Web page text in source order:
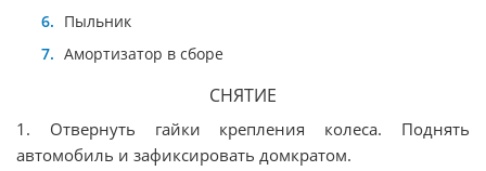
Пыльник
Амортизатор в сборе
СНЯТИЕ
1. Отвернуть гайки крепления колеса. Поднять
автомобиль и зафиксировать домкратом.